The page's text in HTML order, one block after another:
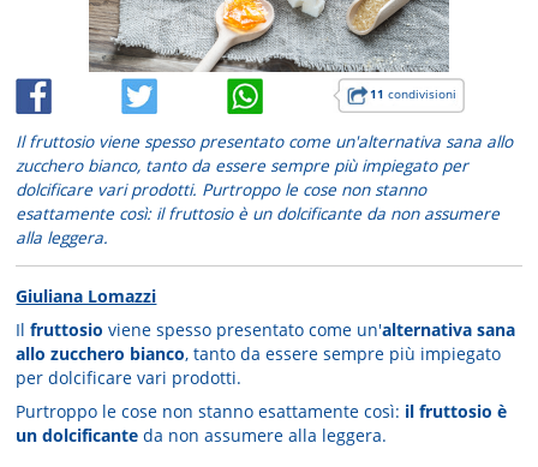
11 condivisioni
Il fruttosio viene spesso presentato come un'alternativa sana allo
zucchero bianco, tanto da essere sempre più impiegato per
dolcificare vari prodotti. Purtroppo le cose non stanno
esattamente così: il fruttosio è un dolcificante da non assumere
alla leggera.
Giuliana Lomazzi
Ilfruttosio viene spesso presentato come un'alternativa sana
allo zucchero bianco, tanto da essere sempre più impiegato
per dolcificare vari prodotti.
Purtroppo le cose non stanno esattamente così: il fruttosio è
un dolcificante da non assumere alla leggera.